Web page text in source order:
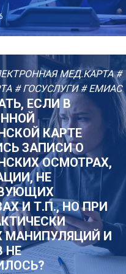
МЕД.КАРТА #
# ГОСУСЛУГИ # ЕМИАС
ЕСЛИ В
КАРТЕ
ЗАПИСИ О
ОСМОТРАХ,
НЕ
И Т.П., НО ПРИ
МАНИПУЛЯЦИЙ И
НЕ